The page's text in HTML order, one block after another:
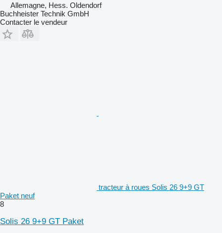
Allemagne, Hess. Oldendorf
Buchheister Technik GmbH
Contacter le vendeur
tracteur à roues Solis 26 9+9 GT
Paket neuf
8
Solis 26 9+9 GT Paket